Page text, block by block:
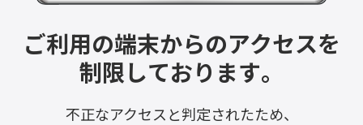
ご利用の端末からのアクセスを
制限しております。
不正なアクセスと判定されたため、